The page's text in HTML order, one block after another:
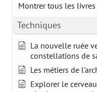
Montrer tous les livres
Techniques
La nouvelle ruée
constellations de
Les métiers de
Explorer le